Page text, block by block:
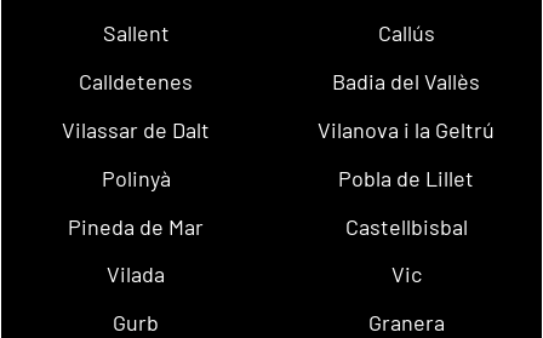
Sallent
Callús
Calldetenes
Badia del Vallès
Vilassar de Dalt
Vilanova i la Geltrú
Polinyà
Pobla de Lillet
Pineda de Mar
Castellbisbal
Vilada
Vic
Gurb
Granera